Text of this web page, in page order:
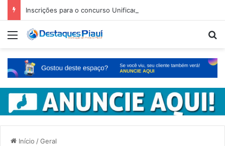
Menu
Início /Geral